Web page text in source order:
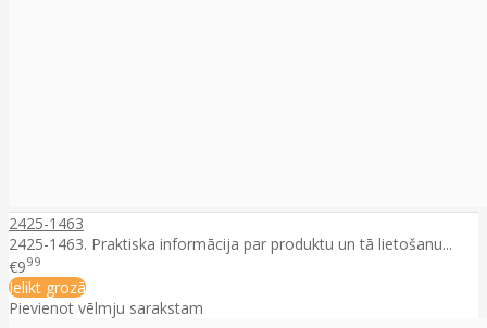
2425-1463
2425-1463. Praktiska informācija par produktu un tā lietošanu...
€999
Ielikt grozā
Pievienot vēlmju sarakstam